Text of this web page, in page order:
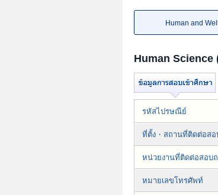
Human and
Human
รหัสไปรษณีย์
ที่ตั้ง・สถานที่ติดต่อสอ
หน่วยงานที่ติดต่อสอบ
หมายเลขโทรศัพท์